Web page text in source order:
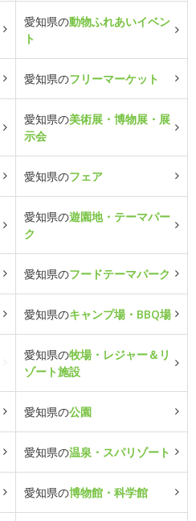
愛知県の動物ふれあいイベン
ト
愛知県のフリーマーケット
愛知県の美術展・博物展・展
示会
愛知県のフェア
愛知県の遊園地・テーマパー
ク
愛知県のフードテーマパーク
愛知県のキャンプ場・BBQ場
愛知県の牧場・レジャー＆リ
ゾート施設
愛知県の公園
愛知県の温泉・スパリゾート
愛知県の博物館・科学館